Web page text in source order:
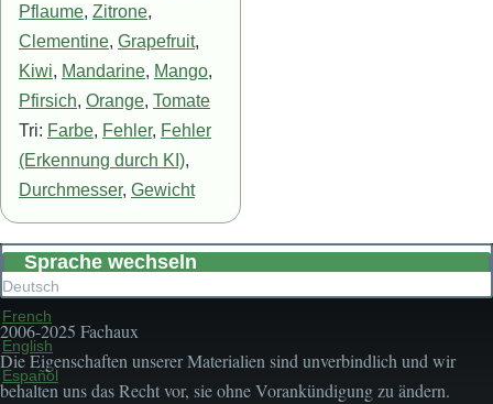
Pflaume, Zitrone,
Clementine, Grapefruit,
Kiwi, Mandarine, Mango,
Pfirsich, Orange, Tomate
Tri: Farbe, Fehler, Fehler
(Erkennung durch KI),
Durchmesser, Gewicht
Sprache wechseln
Deutsch
French
English
Español
2006-2025 Fachaux
Die Eigenschaften unserer Materialien sind unverbindlich und wir
behalten uns das Recht vor, sie ohne Vorankündigung zu ändern.